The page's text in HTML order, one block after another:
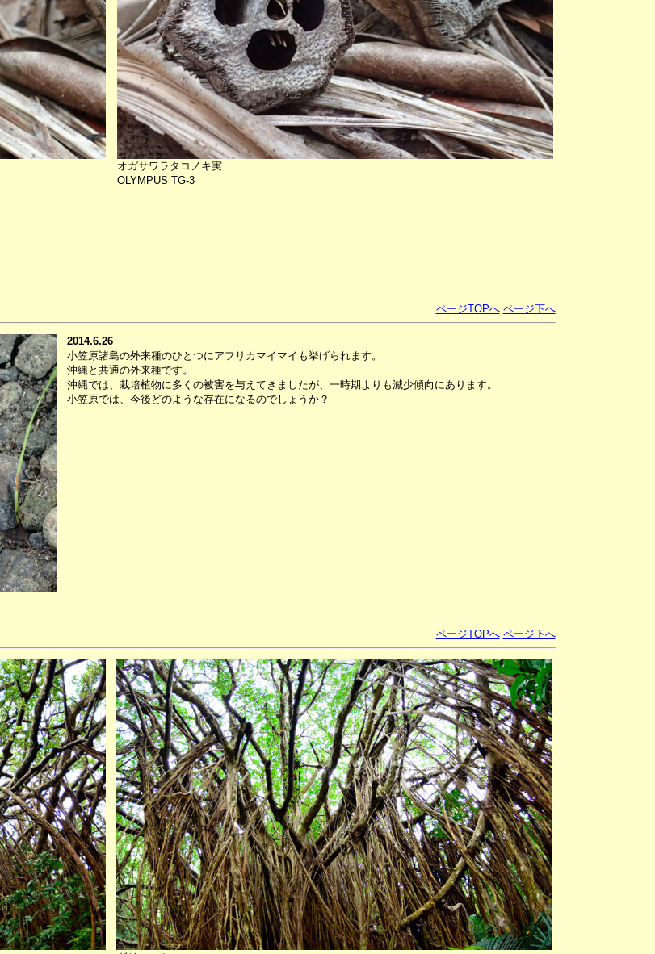
オガサワラタコノキ実
OLYMPUS TG-3
ページTOPへ ページ下へ
2014.6.26
小笠原諸島の外来種のひとつにアフリカマイマイも挙げられます。
沖縄と共通の外来種です。
沖縄では、栽培植物に多くの被害を与えてきましたが、一時期よりも減少傾向にあります。
小笠原では、今後どのような存在になるのでしょうか？
ページTOPへ ページ下へ